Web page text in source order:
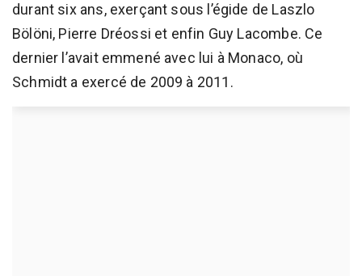
durant six ans, exerçant sous l’égide de Laszlo
Bölöni, Pierre Dréossi et enfin Guy Lacombe. Ce
dernier l’avait emmené avec lui à Monaco, où
Schmidt a exercé de 2009 à 2011.